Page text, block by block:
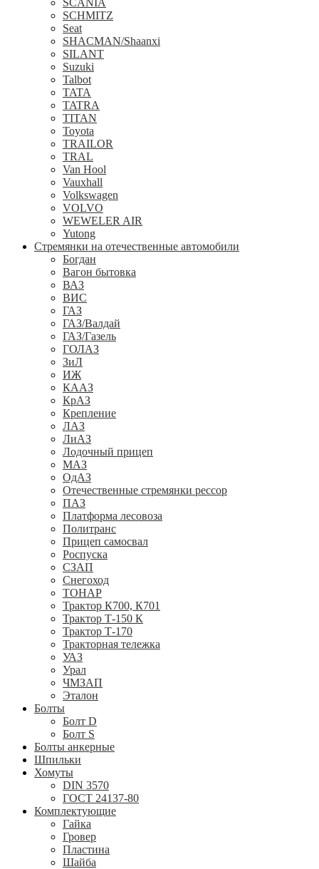
SCANIA
SCHMITZ
Seat
SHACMAN/Shaanxi
SILANT
Suzuki
Talbot
TATA
TATRA
TITAN
Toyota
TRAILOR
TRAL
Van Hool
Vauxhall
Volkswagen
VOLVO
WEWELER AIR
Yutong
Стремянки на отечественные автомобили
Богдан
Вагон бытовка
ВАЗ
ВИС
ГАЗ
ГАЗ/Валдай
ГАЗ/Газель
ГОЛАЗ
ЗиЛ
ИЖ
КААЗ
КрАЗ
Крепление
ЛАЗ
ЛиАЗ
Лодочный прицеп
МАЗ
ОдАЗ
Отечественные стремянки рессор
ПАЗ
Платформа лесовоза
Политранс
Прицеп самосвал
Роспуска
СЗАП
Снегоход
ТОНАР
Трактор К700, К701
Трактор Т-150 К
Трактор Т-170
Тракторная тележка
УАЗ
Урал
ЧМЗАП
Эталон
Болты
Болт D
Болт S
Болты анкерные
Шпильки
Хомуты
DIN 3570
ГОСТ 24137-80
Комплектующие
Гайка
Гровер
Пластина
Шайба